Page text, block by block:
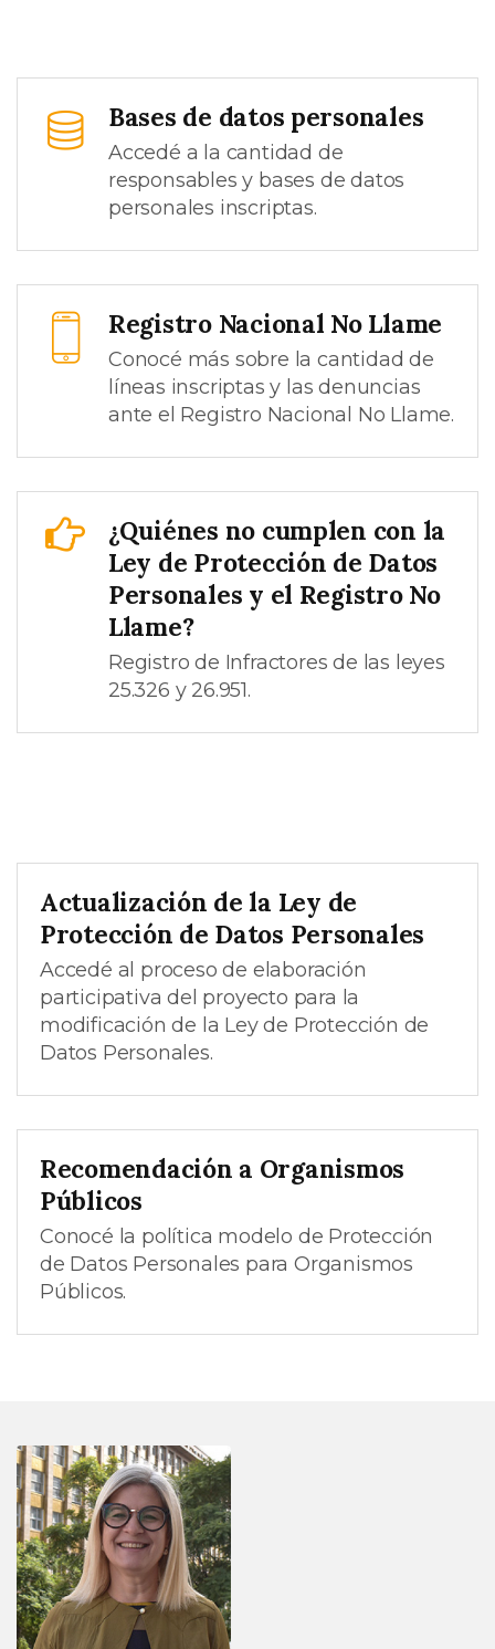
Bases de datos personales
Accedé a la cantidad de
responsables y bases de datos
personales inscriptas.
Registro Nacional No Llame
Conocé más sobre la cantidad de
líneas inscriptas y las denuncias
ante el Registro Nacional No Llame.
¿Quiénes no cumplen con la
Ley de Protección de Datos
Personales y el Registro No
Llame?
Registro de Infractores de las leyes
25.326 y 26.951.
Actualización de la Ley de
Protección de Datos Personales
Accedé al proceso de elaboración
participativa del proyecto para la
modificación de la Ley de Protección de
Datos Personales.
Recomendación a Organismos
Públicos
Conocé la política modelo de Protección
de Datos Personales para Organismos
Públicos.